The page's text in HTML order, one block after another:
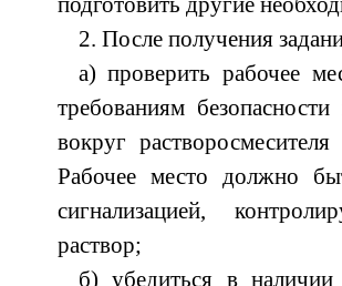
2. После получения
а) проверить рабочее
требованиям
вокруг
Рабочее место должно
сигнализацией,
раствор;
б) убедиться в